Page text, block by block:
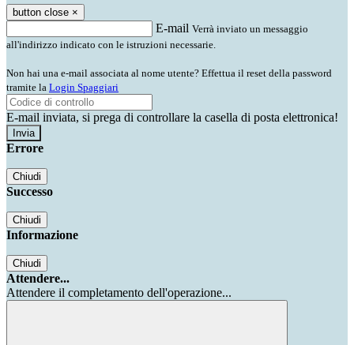
button close ×
E-mail Verrà inviato un messaggio
all'indirizzo indicato con le istruzioni necessarie.
Non hai una e-mail associata al nome utente? Effettua il reset della password
tramite la Login Spaggiari
E-mail inviata, si prega di controllare la casella di posta elettronica!
Errore
Chiudi
Successo
Chiudi
Informazione
Chiudi
Attendere...
Attendere il completamento dell'operazione...